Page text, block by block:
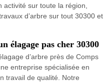
activité sur toute la région,
d’arbre sur tout 30300 et
élagage pas cher 30300
d’arbre près de Comps
entreprise spécialisée en
travail de qualité. Notre